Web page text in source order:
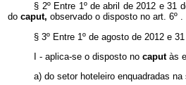
§ 2º Entre 1º de abril de 2012 e 31
do caput, observado o disposto no art. 6º .
§ 3º Entre 1º de agosto de 2012 e
I - aplica-se o disposto nocaputàs
a) do setor hoteleiro enquadradas